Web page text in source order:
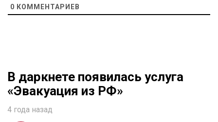
0 КОММЕНТАРИЕВ
В даркнете появилась услуга
«Эвакуация из РФ»
4 года назад